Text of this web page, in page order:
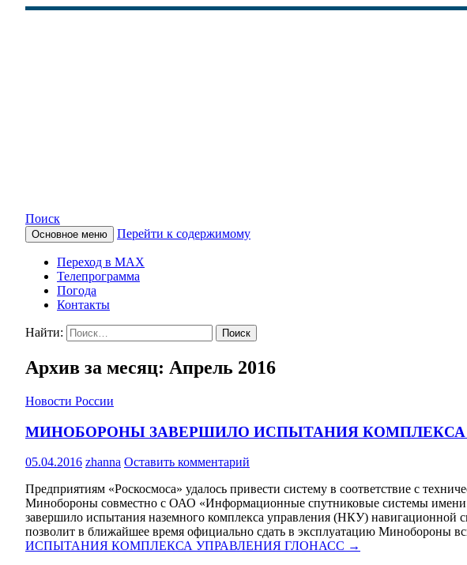
КАМЧАТСКОЕ
Поиск
Основное меню Перейти к содержимому
Переход в MAX
Телепрограмма
Погода
Контакты
Найти:
Архив за месяц: Апрель 2016
Новости России
МИНОБОРОНЫ ЗАВЕРШИЛО ИСПЫТАНИЯ КОМПЛЕКСА
05.04.2016 zhanna Оставить комментарий
Предприятиям «Роскосмоса» удалось привести систему в соответствие с
Минобороны совместно с ОАО «Информационные спутниковые системы
завершило испытания наземного комплекса управления (НКУ)
позволит в ближайшее время официально сдать в эксплуатацию Минобороны
ИСПЫТАНИЯ КОМПЛЕКСА УПРАВЛЕНИЯ ГЛОНАСС →